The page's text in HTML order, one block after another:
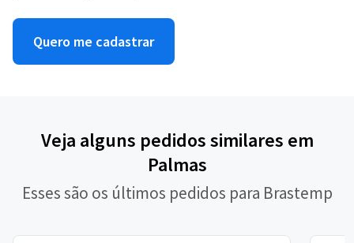
Quero me cadastrar
Veja alguns pedidos similares em
Palmas
Esses são os últimos pedidos para Brastemp